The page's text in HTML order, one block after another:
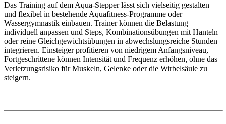
Das Training auf dem Aqua-Stepper lässt sich vielseitig gestalten
und flexibel in bestehende Aquafitness-Programme oder
Wassergymnastik einbauen. Trainer können die Belastung
individuell anpassen und Steps, Kombinationsübungen mit Hanteln
oder reine Gleichgewichtsübungen in abwechslungsreiche Stunden
integrieren. Einsteiger profitieren von niedrigem Anfangsniveau,
Fortgeschrittene können Intensität und Frequenz erhöhen, ohne das
Verletzungsrisiko für Muskeln, Gelenke oder die Wirbelsäule zu
steigern.